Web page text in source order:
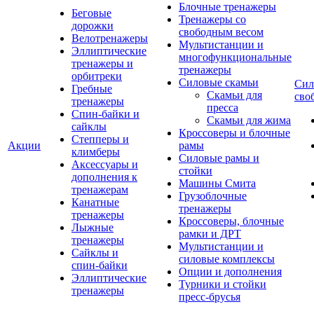
Акции
Беговые
дорожки
Велотренажеры
Эллиптические
тренажеры и
орбитреки
Гребные
тренажеры
Спин-байки и
сайклы
Степперы и
климберы
Аксессуары и
дополнения к
тренажерам
Канатные
тренажеры
Лыжные
тренажеры
Сайклы и
спин-байки
Эллиптические
тренажеры
Блочные тренажеры
Тренажеры со
свободным весом
Мультистанции и
многофункциональные
тренажеры
Силовые скамьи
Скамьи для
пресса
Скамьи для жима
Кроссоверы и блочные
рамы
Силовые рамы и
стойки
Машины Смита
Грузоблочные
тренажеры
Кроссоверы, блочные
рамки и ДРТ
Мультистанции и
силовые комплексы
Опции и дополнения
Турники и стойки
пресс-брусья